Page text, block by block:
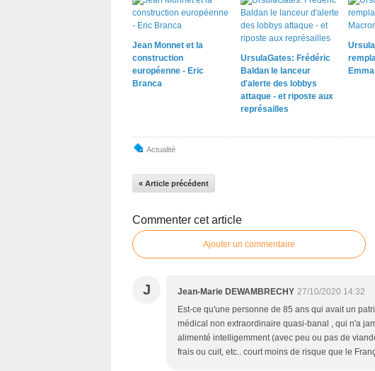
Jean Monnet et la
construction
européenne - Eric
Branca
UrsulaGates: Frédéric
Baldan le lanceur
d'alerte des lobbys
attaque - et riposte aux
représailles
Actualité
« Article précédent
Commenter cet article
Ajouter un commentaire
J Jean-Marie DEWAMBRECHY 27/10/2020 14:32
Est-ce qu'une personne de 85 ans qui avait un
médical non extraordinaire quasi-banal , qui n'a
alimenté intelligemment (avec peu ou pas de
frais ou cuit, etc.. court moins de risque que le